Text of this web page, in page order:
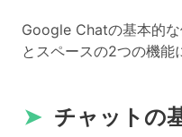
Google Chatの基本的
とスペースの2つの機能
➤ チャットの